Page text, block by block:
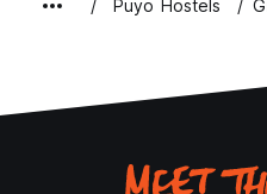
Puyo Hostels